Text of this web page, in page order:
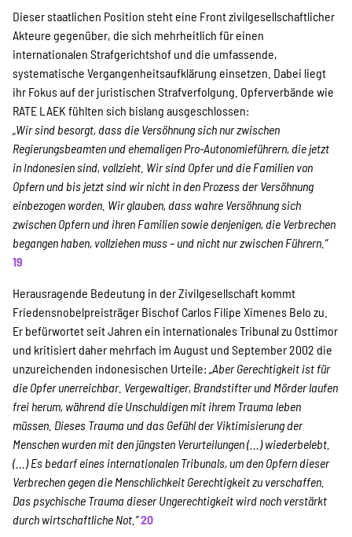
Dieser staatlichen Position steht eine Front zivilgesellschaftlicher
Akteure gegenüber, die sich mehrheitlich für einen
internationalen Strafgerichtshof und die umfassende,
systematische Vergangenheitsaufklärung einsetzen. Dabei liegt
ihr Fokus auf der juristischen Strafverfolgung. Opferverbände wie
RATE LAEK fühlten sich bislang ausgeschlossen:
„Wir sind besorgt, dass die Versöhnung sich nur zwischen
Regierungsbeamten und ehemaligen Pro-Autonomieführern, die jetzt
in Indonesien sind, vollzieht. Wir sind Opfer und die Familien von
Opfern und bis jetzt sind wir nicht in den Prozess der Versöhnung
einbezogen worden. Wir glauben, dass wahre Versöhnung sich
zwischen Opfern und ihren Familien sowie denjenigen, die Verbrechen
begangen haben, vollziehen muss – und nicht nur zwischen Führern.“
19
Herausragende Bedeutung in der Zivilgesellschaft kommt
Friedensnobelpreisträger Bischof Carlos Filipe Ximenes Belo zu.
Er befürwortet seit Jahren ein internationales Tribunal zu Osttimor
und kritisiert daher mehrfach im August und September 2002 die
unzureichenden indonesischen Urteile: „Aber Gerechtigkeit ist für
die Opfer unerreichbar. Vergewaltiger, Brandstifter und Mörder laufen
frei herum, während die Unschuldigen mit ihrem Trauma leben
müssen. Dieses Trauma und das Gefühl der Viktimisierung der
Menschen wurden mit den jüngsten Verurteilungen (...) wiederbelebt.
(...) Es bedarf eines internationalen Tribunals, um den Opfern dieser
Verbrechen gegen die Menschlichkeit Gerechtigkeit zu verschaffen.
Das psychische Trauma dieser Ungerechtigkeit wird noch verstärkt
durch wirtschaftliche Not.“20